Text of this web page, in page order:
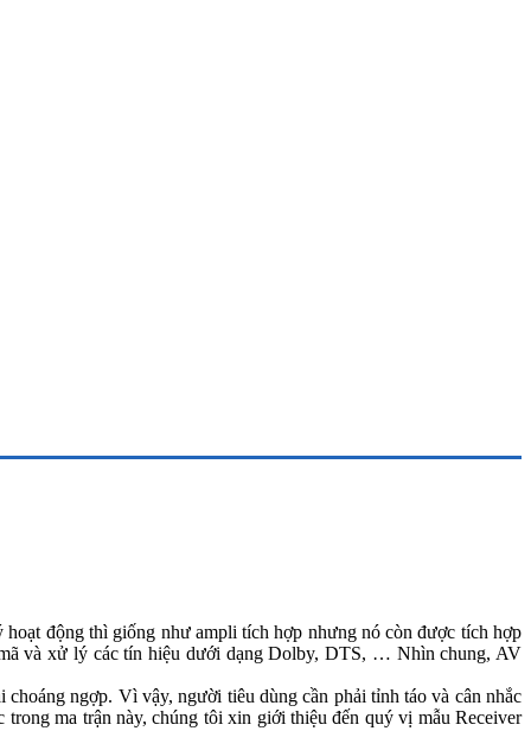
động thì giống như ampli tích hợp nhưng nó còn được tích hợp
và xử lý các tín hiệu dưới dạng Dolby, DTS, … Nhìn chung, AV
ngợp. Vì vậy, người tiêu dùng cần phải tỉnh táo và cân nhắc
ma trận này, chúng tôi xin giới thiệu đến quý vị mẫu Receiver